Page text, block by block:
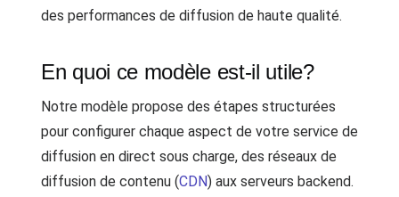
des performances de diffusion de haute qualité.
En quoi ce modèle est-il utile?
Notre modèle propose des étapes structurées
pour configurer chaque aspect de votre service de
diffusion en direct sous charge, des réseaux de
diffusion de contenu (CDN) aux serveurs backend.